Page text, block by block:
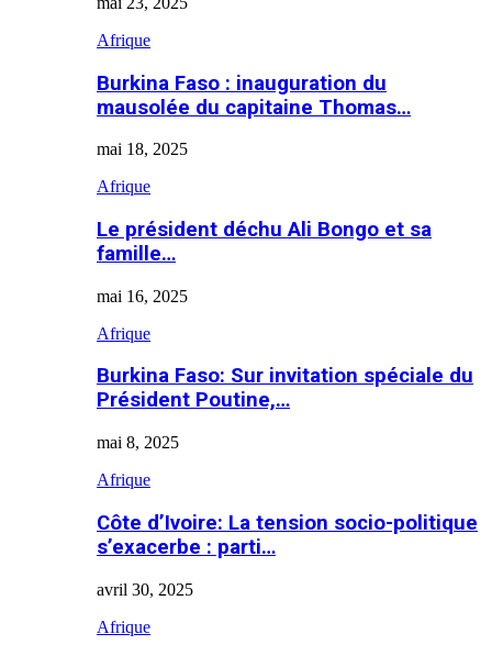
Afrique
Burkina Faso : inauguration du
mausolée du capitaine Thomas…
mai 18, 2025
Afrique
Le président déchu Ali Bongo et sa
famille…
mai 16, 2025
Afrique
Burkina Faso: Sur invitation spéciale du
Président Poutine,…
mai 8, 2025
Afrique
Côte d’Ivoire: La tension socio-politique
s’exacerbe : parti…
avril 30, 2025
Afrique